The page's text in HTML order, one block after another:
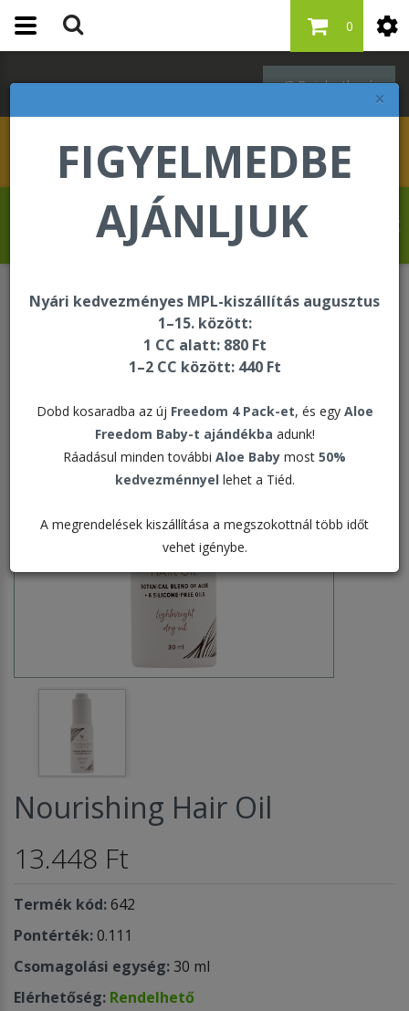
×
FIGYELMEDBE
AJÁNLJUK
Nyári kedvezményes MPL-kiszállítás augusztus
1–15. között:
1 CC alatt: 880 Ft
1–2 CC között: 440 Ft
Dobd kosaradba az új Freedom 4 Pack-et, és egy Aloe
Freedom Baby-t ajándékba adunk!
Ráadásul minden további Aloe Baby most 50%
kedvezménnyel lehet a Tiéd.
A megrendelések kiszállítása a megszokottnál több időt
vehet igénybe.
Bejelentkezés
0
Revelat Jean Baptiste üdvözli Önt a
Forever Living internetes áruházában!
Nourishing Hair Oil
Nourishing Hair Oil
13.448 Ft
Termék kód:642
Pontérték:0.111
Csomagolási egység:30 ml
Elérhetőség: Rendelhető